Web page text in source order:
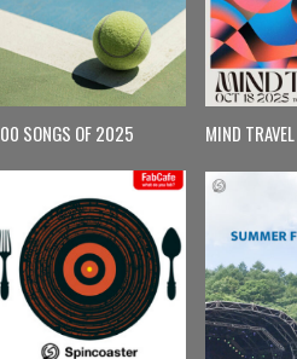
SONGS OF 2025 MIND TRAVEL